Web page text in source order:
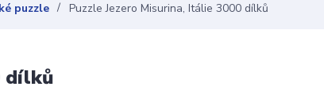
puzzle Puzzle Jezero Misurina, Itálie 3000 dílků
dílků